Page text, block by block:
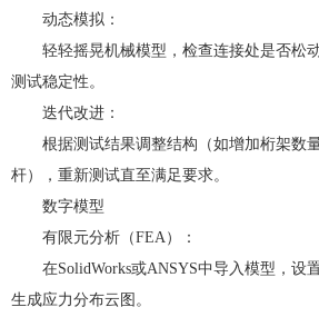
动态模拟：
轻轻摇晃机械模型，检查连接处是否松
测试稳定性。
迭代改进：
根据测试结果调整结构（如增加桁架数
杆），重新测试直至满足要求。
数字模型
有限元分析（FEA）：
在SolidWorks或ANSYS中导入模型，设置
生成应力分布云图。